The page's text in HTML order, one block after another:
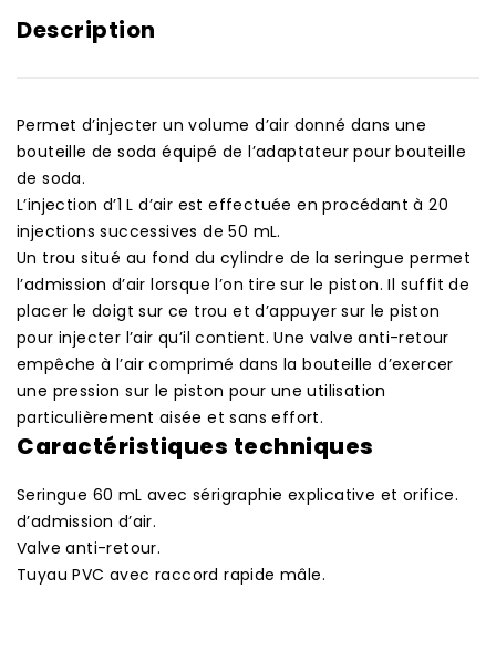
Description
Permet d’injecter un volume d’air donné dans une
bouteille de soda équipé de l’adaptateur pour bouteille
de soda.
L’injection d’1 L d’air est effectuée en procédant à 20
injections successives de 50 mL.
Un trou situé au fond du cylindre de la seringue permet
l’admission d’air lorsque l’on tire sur le piston. Il suffit de
placer le doigt sur ce trou et d’appuyer sur le piston
pour injecter l’air qu’il contient. Une valve anti-retour
empêche à l’air comprimé dans la bouteille d’exercer
une pression sur le piston pour une utilisation
particulièrement aisée et sans effort.
Caractéristiques techniques
Seringue 60 mL avec sérigraphie explicative et orifice.
d’admission d’air.
Valve anti-retour.
Tuyau PVC avec raccord rapide mâle.